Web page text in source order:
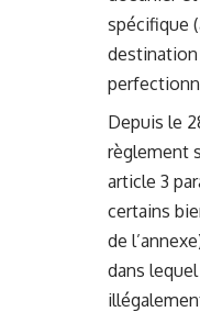
spécifique
Depuis le
règlement
article 3
certains
de
dans